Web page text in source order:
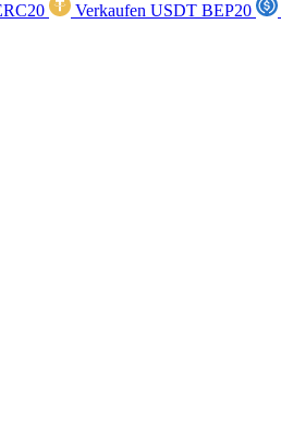
Verkaufen USDT BEP20